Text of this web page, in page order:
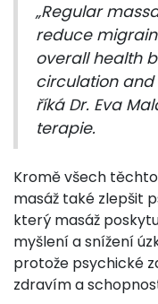
„Regular
reduce
overall health
circulation and
říká Dr. Eva
terapie.
Kromě všech
masáž také zlepšit
který masáž
myšlení a snížení
protože psychické
zdravím a